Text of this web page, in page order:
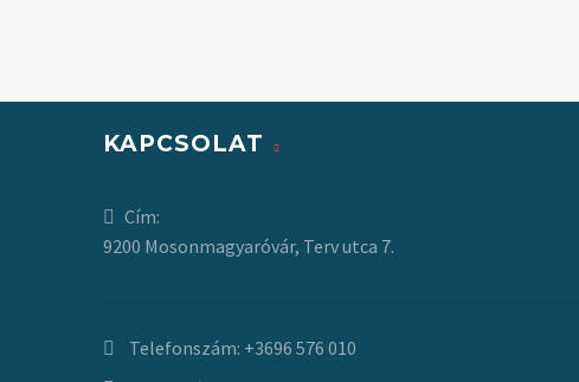
KAPCSOLAT
Cím:
9200 Mosonmagyaróvár, Terv utca 7.
Telefonszám: +3696 576 010